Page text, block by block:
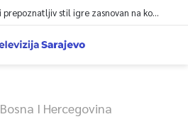
Muslera: Želimo kreirati prepoznatljiv stil igre zasnovan na kontroli lopte
Bosna I Hercegovina